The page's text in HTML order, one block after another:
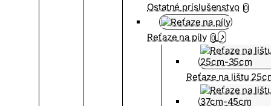
Ostatné príslušenstvo 0
Reťaze na píly 0
Reťaze na lištu